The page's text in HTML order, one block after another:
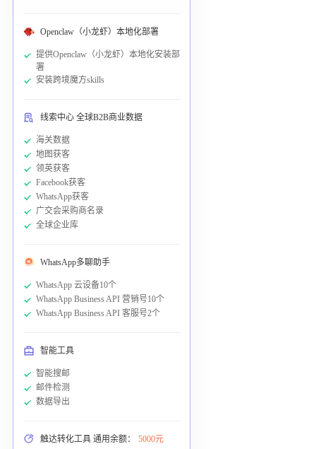
Openclaw（小龙虾）本地化部署
提供Openclaw（小龙虾）本地化安装部
署
安装跨境魔方skills
线索中心 全球B2B商业数据
海关数据
地图获客
领英获客
Facebook获客
WhatsApp获客
广交会采购商名录
全球企业库
WhatsApp多聊助手
WhatsApp 云设备10个
WhatsApp Business API 营销号10个
WhatsApp Business API 客服号2个
智能工具
智能搜邮
邮件检测
数据导出
触达转化工具 通用余额： 5000元